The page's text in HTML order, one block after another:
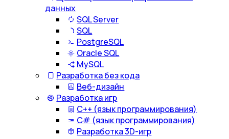
данных
SQL Server
SQL
PostgreSQL
Oracle SQL
MySQL
Разработка без кода
Веб-дизайн
Разработка игр
С++ (язык программирования)
С# (язык программирования)
Разработка 3D-игр